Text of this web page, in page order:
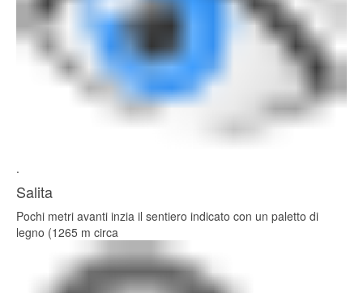
.
Salita
Pochi metri avanti inzia il sentiero indicato con un paletto di
legno (1265 m circa